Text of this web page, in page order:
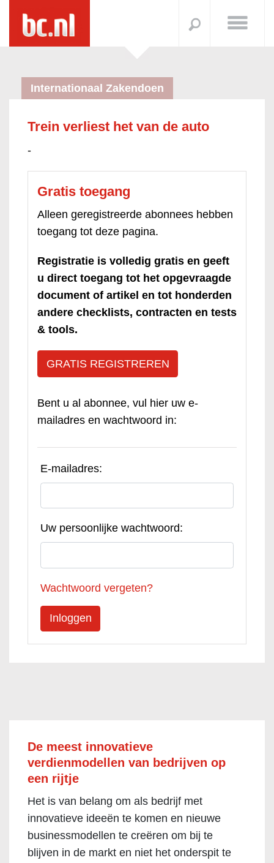
Internationaal Zakendoen
Trein verliest het van de auto
-
Gratis toegang
Alleen geregistreerde abonnees hebben
toegang tot deze pagina.
Registratie is volledig gratis en geeft
u direct toegang tot het opgevraagde
document of artikel en tot honderden
andere checklists, contracten en tests
& tools.
GRATIS REGISTREREN
Bent u al abonnee, vul hier uw e-
mailadres en wachtwoord in:
E-mailadres:
Uw persoonlijke wachtwoord:
Wachtwoord vergeten?
De meest innovatieve
verdienmodellen van bedrijven op
een rijtje
Het is van belang om als bedrijf met
innovatieve ideeën te komen en nieuwe
businessmodellen te creëren om bij te
blijven in de markt en niet het onderspit te